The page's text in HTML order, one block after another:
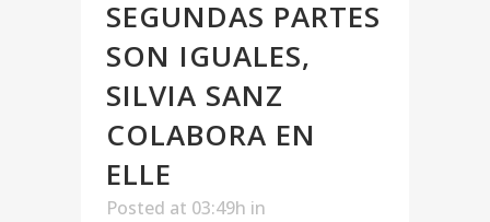
SEGUNDAS PARTES
SON IGUALES,
SILVIA SANZ
COLABORA EN
ELLE
Posted at 03:49h in